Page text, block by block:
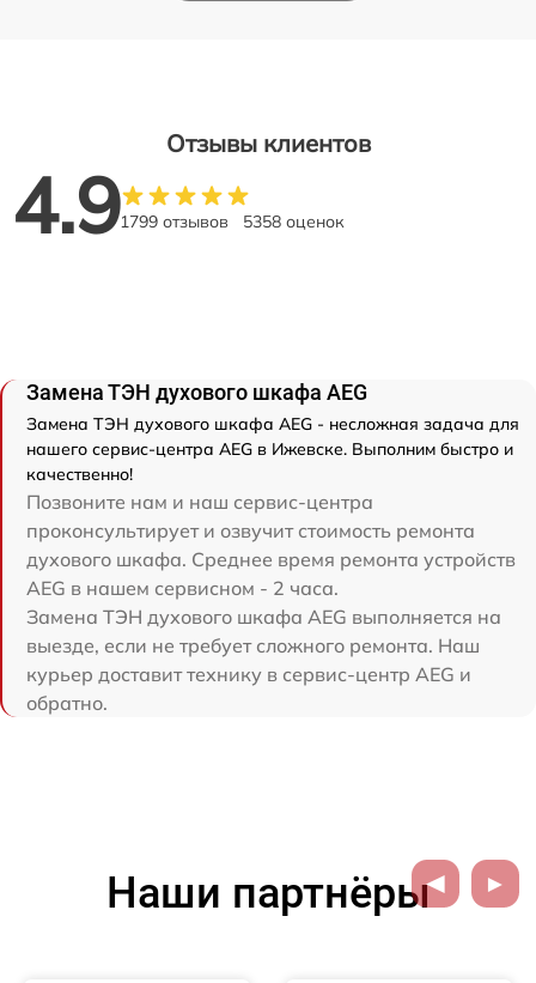
Отзывы клиентов
4.91799 отзывов 5358 оценок
Замена ТЭН духового шкафа AEG
Замена ТЭН духового шкафа AEG - несложная задача для
нашего сервис-центра AEG в Ижевске. Выполним быстро и
качественно!
Позвоните нам и наш сервис-центра
проконсультирует и озвучит стоимость ремонта
духового шкафа. Среднее время ремонта устройств
AEG в нашем сервисном - 2 часа.
Замена ТЭН духового шкафа AEG выполняется на
выезде, если не требует сложного ремонта. Наш
курьер доставит технику в сервис-центр AEG и
обратно.
Наши партнёры